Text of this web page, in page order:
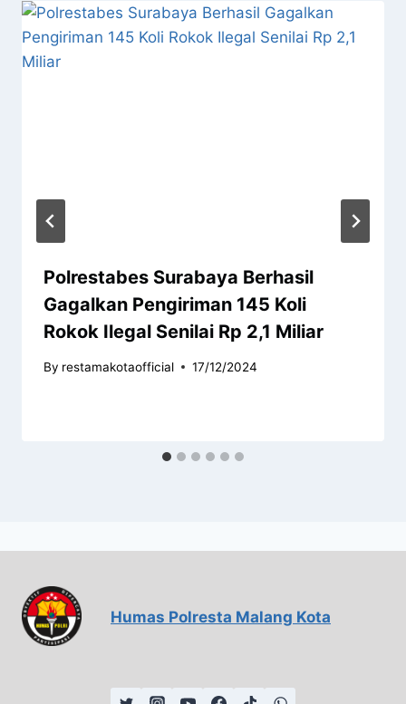
Polrestabes Surabaya Berhasil
Gagalkan Pengiriman 145 Koli
Rokok Ilegal Senilai Rp 2,1 Miliar
By restamakotaofficial 17/12/2024
Humas Polresta Malang Kota